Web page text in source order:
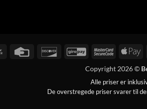
Bankoverførsel
Kreditkort Oplev GiroPay
Copyright 2026 ©
Alle priser er
De overstregede priser svarer til